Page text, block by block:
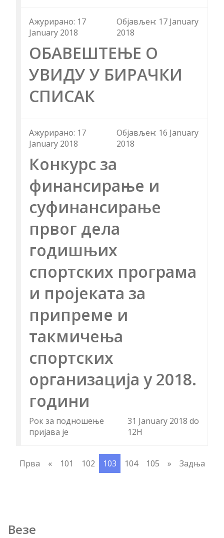
Aжурирано: 17
January 2018
Објављен: 17 January
2018
ОБАВЕШТЕЊЕ О
УВИДУ У БИРАЧКИ
СПИСАК
Aжурирано: 17
January 2018
Објављен: 16 January
2018
Конкурс за
финансирање и
суфинансирање
првог дела
годишњих
спортских програма
и пројеката за
припреме и
такмичења
спортских
организација у 2018.
години
Рок за подношење
пријава је
31 January 2018 do
12H
Прва « 101 102 103 104 105 » Задња
Везе